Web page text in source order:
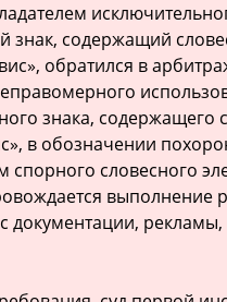
знак, содержащий
обратился в
знака, содержащего
в обозначении
спорного словесного
выполнение
документации,